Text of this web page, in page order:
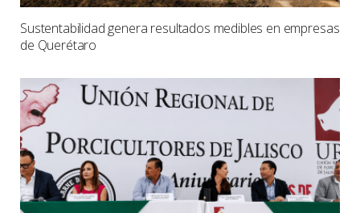
Sustentabilidad genera resultados medibles en empresas
de Querétaro